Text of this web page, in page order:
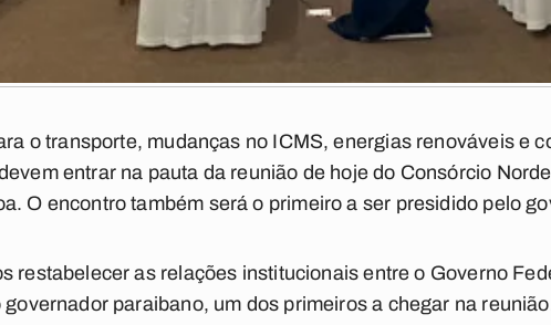
o transporte, mudanças no ICMS, energias renováveis e
entrar na pauta da reunião de hoje do Consórcio
O encontro também será o primeiro a ser presidido pelo
restabelecer as relações institucionais entre o Governo
paraibano, um dos primeiros a chegar na